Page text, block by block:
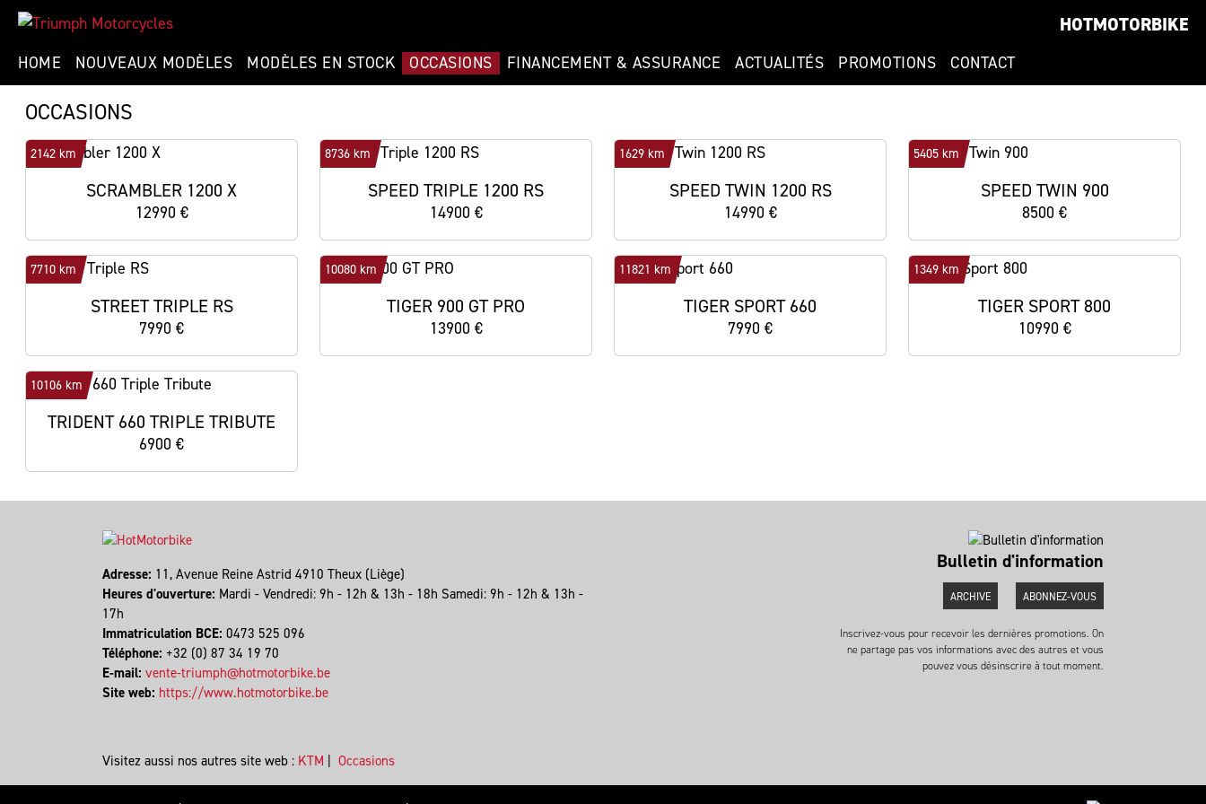
HOTMOTORBIKE
HOME NOUVEAUX MODÈLES MODÈLES EN STOCK OCCASIONS FINANCEMENT & ASSURANCE ACTUALITÉS PROMOTIONS CONTACT
OCCASIONS
2142 km
SCRAMBLER 1200 X
12990 €
8736 km
SPEED TRIPLE 1200 RS
14900 €
1629 km
SPEED TWIN 1200 RS
14990 €
5405 km
SPEED TWIN 900
8500 €
7710 km
STREET TRIPLE RS
7990 €
10080 km
TIGER 900 GT PRO
13900 €
11821 km
TIGER SPORT 660
7990 €
1349 km
TIGER SPORT 800
10990 €
10106 km
TRIDENT 660 TRIPLE TRIBUTE
6900 €
Adresse: 11, Avenue Reine Astrid 4910 Theux (Liège)
Heures d'ouverture: Mardi - Vendredi: 9h - 12h & 13h - 18h Samedi: 9h - 12h & 13h -
17h
Immatriculation BCE: 0473 525 096
Téléphone: +32 (0) 87 34 19 70
E-mail: vente-triumph@hotmotorbike.be
Site web: https://www.hotmotorbike.be
Bulletin d'information
ARCHIVE ABONNEZ-VOUS
Inscrivez-vous pour recevoir les dernières promotions. On
ne partage pas vos informations avec des autres et vous
pouvez vous désinscrire à tout moment.
Visitez aussi nos autres site web : KTM Occasions